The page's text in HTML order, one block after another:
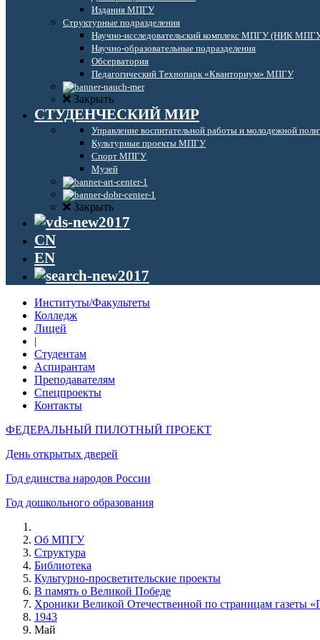
Издания МПГУ
Структурные подразделения
Научно-исследовательский комплекс МПГУ (НИК
Научно-образовательные подразделения
Обсерватория
Педагогический Технопарк «Кванториум» МПГУ
Закрыть
СТУДЕНЧЕСКИЙ МИР
Управление воспитательной работы и молодежной
Культурные проекты МПГУ
Спорт МПГУ
Музей
Закрыть
CN
EN
Институты/Факультеты
Колледж
Лицей
|
Студентам
Аспирантам
Преподавателям
Спецпроекты
Контакты
ФЕДЕРАЛЬНЫЙ ПИЛОТНЫЙ ПРОЕКТ
День открытых дверей
Год единства народов России
Год дошкольного образования
Об МПГУ
Структура
Библиотека
Культурно-просветительские проекты
В память о Великой Победе
Хроники Великой Отечественной по страницам газеты
1943
Май